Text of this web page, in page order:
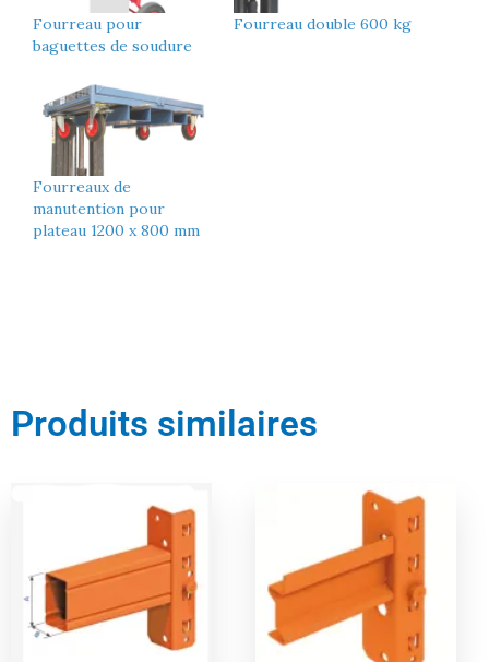
Fourreau pour
baguettes de soudure
Fourreau double 600 kg
Fourreaux de
manutention pour
plateau 1200 x 800 mm
Produits similaires